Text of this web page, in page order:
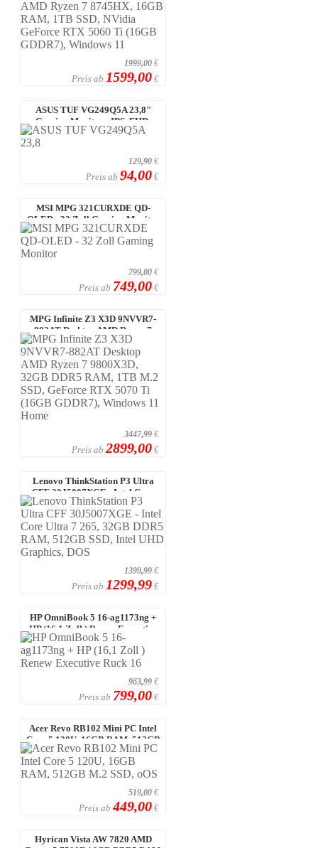
1999,00 €
Preis ab 1599,00 €
ASUS TUF VG249Q5A 23,8"
Gaming Monitor - IPS, FHD,
200Hz 200Hz
129,90 €
Preis ab 94,00 €
MSI MPG 321CURXDE QD-
OLED - 32 Zoll Gaming Monitor
799,00 €
Preis ab 749,00 €
MPG Infinite Z3 X3D 9NVVR7-
882AT Desktop AMD Ryzen 7
9800X3D, 32 ...
3447,99 €
Preis ab 2899,00 €
Lenovo ThinkStation P3 Ultra
CFF 30J5007XGE - Intel Core
Ultra 7 ...
1399,99 €
Preis ab 1299,99 €
HP OmniBook 5 16-ag1173ng +
HP (16,1 Zoll ) Renew Executive
Ruck ...
963,99 €
Preis ab 799,00 €
Acer Revo RB102 Mini PC Intel
Core 5 120U, 16GB RAM, 512GB
M.2 S ...
519,00 €
Preis ab 449,00 €
Hyrican Vista AW 7820 AMD